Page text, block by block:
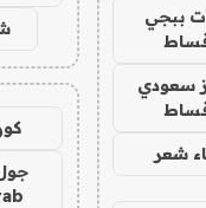
ببجي
سعودي
شعر